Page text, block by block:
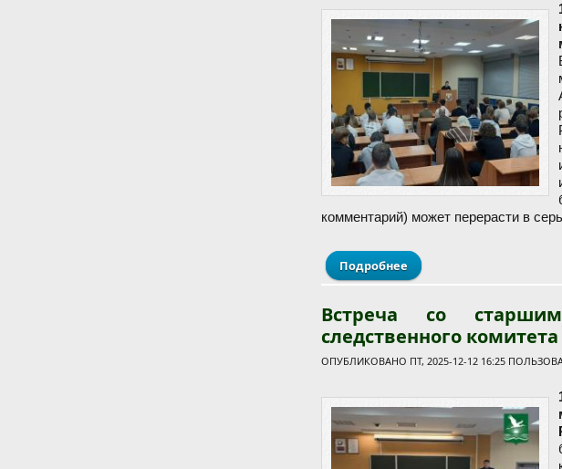
комментарий) может перерасти в
Подробнее о Встреча учащихся с
Встреча со
следственного
ОПУБЛИКОВАНО ПТ, 2025-12-12 16:25